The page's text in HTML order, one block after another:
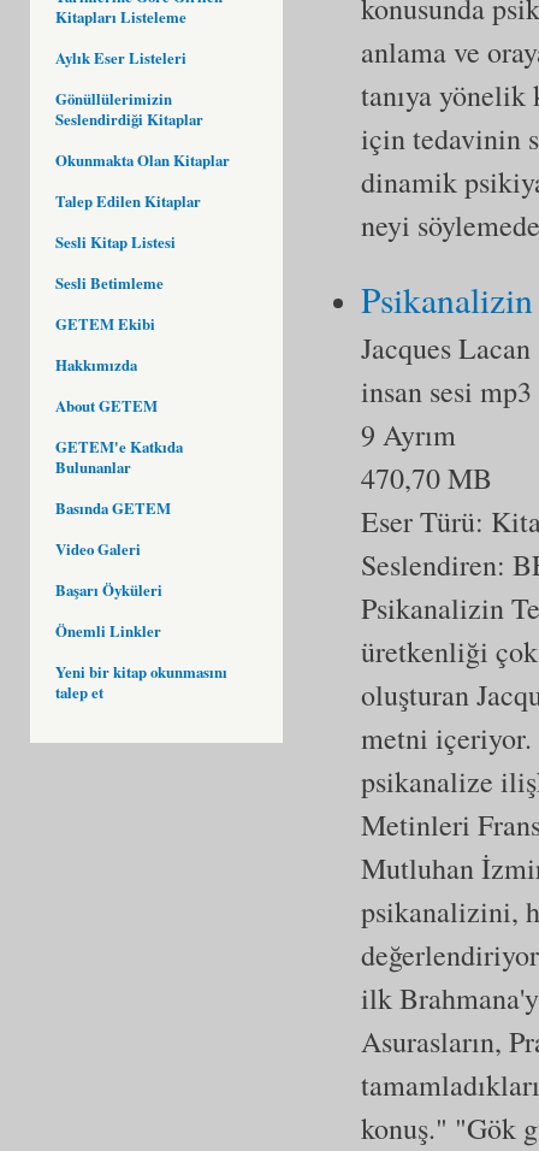
Kitapları Listeleme
Aylık Eser Listeleri
Gönüllülerimizin
Seslendirdiği Kitaplar
Okunmakta Olan Kitaplar
Talep Edilen Kitaplar
Sesli Kitap Listesi
Sesli Betimleme
GETEM Ekibi
Hakkımızda
About GETEM
GETEM'e Katkıda
Bulunanlar
Basında GETEM
Video Galeri
Başarı Öyküleri
Önemli Linkler
Yeni bir kitap okunmasını
talep et
konusunda
anlama ve
tanıya yönelik
için tedavinin
dinamik
neyi
Jacques Lacan
insan sesi mp3
9 Ayrım
470,70 MB
Eser Türü:
Seslendiren:
Psikanalizin
üretkenliği
oluşturan
metni içeriyor.
psikanalize
Metinleri
Mutluhan
psikanalizini,
ilk
Asurasların,
konuş." "Gök